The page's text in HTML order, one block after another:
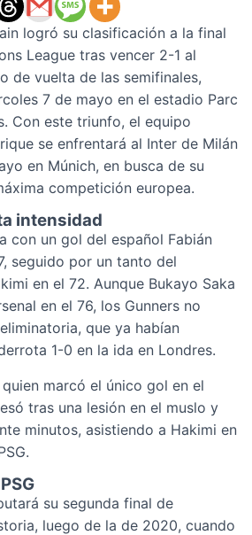
logró su clasificación a la final
League tras vencer 2-1 al
de vuelta de las semifinales,
7 de mayo en el estadio Parc
Con este triunfo, el equipo
se enfrentará al Inter de Milán
en Múnich, en busca de su
competición europea.
intensidad
con un gol del español Fabián
seguido por un tanto del
en el 72. Aunque Bukayo Saka
en el 76, los Gunners no
que ya habían
1-0 en la ida en Londres.
quien marcó el único gol en el
tras una lesión en el muslo y
minutos, asistiendo a Hakimi en
su segunda final de
luego de la de 2020, cuando